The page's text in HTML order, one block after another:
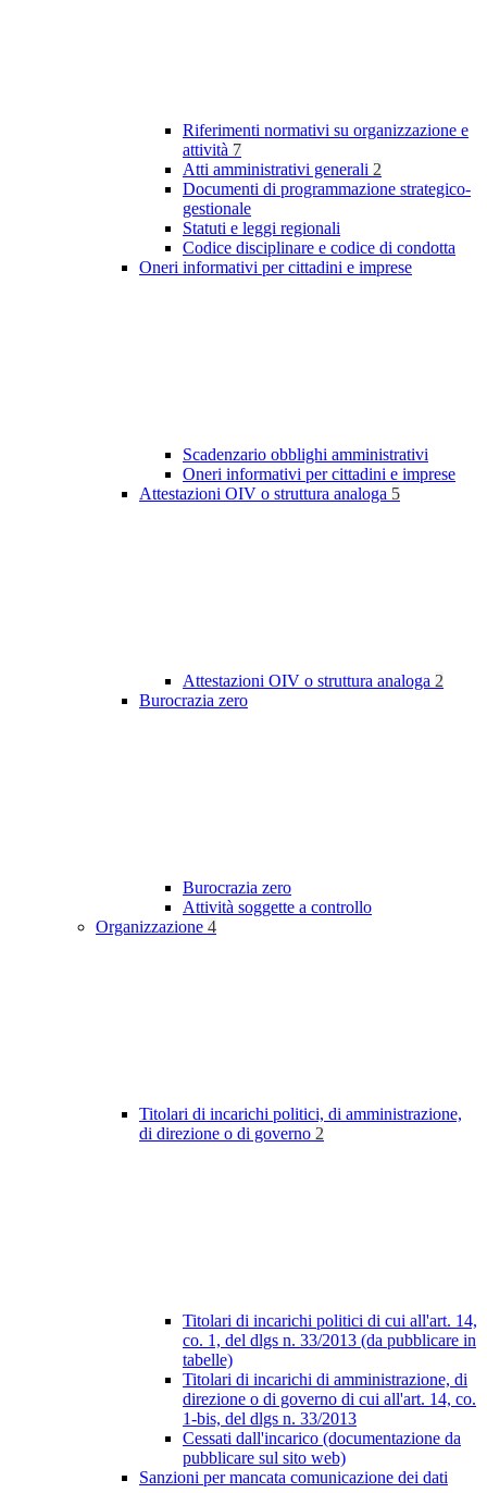
Riferimenti normativi su organizzazione e
attività 7
Atti amministrativi generali 2
Documenti di programmazione strategico-
gestionale
Statuti e leggi regionali
Codice disciplinare e codice di condotta
Oneri informativi per cittadini e imprese
Scadenzario obblighi amministrativi
Oneri informativi per cittadini e imprese
Attestazioni OIV o struttura analoga 5
Attestazioni OIV o struttura analoga 2
Burocrazia zero
Burocrazia zero
Attività soggette a controllo
Organizzazione 4
Titolari di incarichi politici, di amministrazione,
di direzione o di governo 2
Titolari di incarichi politici di cui all'art. 14,
co. 1, del dlgs n. 33/2013 (da pubblicare in
tabelle)
Titolari di incarichi di amministrazione, di
direzione o di governo di cui all'art. 14, co.
1-bis, del dlgs n. 33/2013
Cessati dall'incarico (documentazione da
pubblicare sul sito web)
Sanzioni per mancata comunicazione dei dati